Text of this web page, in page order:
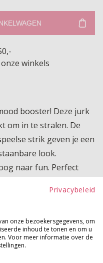
winkels
booster! Deze jurk
om in te stralen. De
strik geven je een
look.
naar fun. Perfect
cute, feel confident, feel
Privacybeleid
onze bezoekersgegevens, om
inhoud te tonen en om u
Voor meer informatie over de